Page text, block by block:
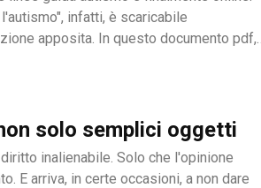
infatti, è scaricabile
apposita. In questo documento pdf,
solo semplici oggetti
inalienabile. Solo che l'opinione
E arriva, in certe occasioni, a non dare